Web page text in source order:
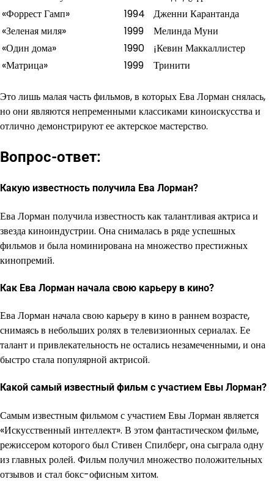
«Форрест Гамп»
1994
Дженни Карантанда
«Зеленая миля»
1999
Мелинда Муни
«Один дома»
1990
¡Кевин Маккаллистер
«Матрица»
1999 Тринити
Это лишь малая часть фильмов, в которых Ева Лорман снялась,
но они являются непременными классиками киноискусства и
отлично демонстрируют ее актерское мастерство.
Вопрос-ответ:
Какую известность получила Ева Лорман?
Ева Лорман получила известность как талантливая актриса и
звезда киноиндустрии. Она снималась в ряде успешных
фильмов и была номинирована на множество престижных
кинопремий.
Как Ева Лорман начала свою карьеру в кино?
Ева Лорман начала свою карьеру в кино в раннем возрасте,
снимаясь в небольших ролях в телевизионных сериалах. Ее
талант и привлекательность не остались незамеченными, и она
быстро стала популярной актрисой.
Какой самый известный фильм с участием Евы Лорман?
Самым известным фильмом с участием Евы Лорман является
«Искусственный интеллект». В этом фантастическом фильме,
режиссером которого был Стивен Спилберг, она сыграла одну
из главных ролей. Фильм получил множество положительных
отзывов и стал бокс-офисным хитом.